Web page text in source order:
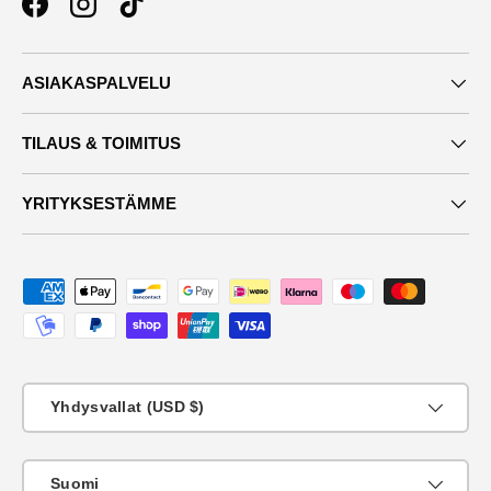
FacebookInstagramTikTok
ASIAKASPALVELU
TILAUS & TOIMITUS
YRITYKSESTÄMME
Maksutavat
Yhdysvallat (USD $)
Suomi